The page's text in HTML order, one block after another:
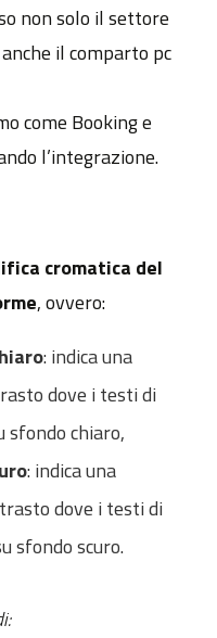
non solo il settore
il comparto pc
come Booking e
l’integrazione.
cromatica del
, ovvero:
: indica una
dove i testi di
sfondo chiaro,
: indica una
dove i testi di
sfondo scuro.